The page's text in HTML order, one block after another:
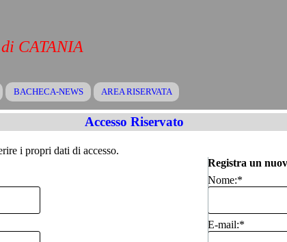
menù ▼
BACHECA-NEWS ▼
AREA RISERVATA
CATANIA
Accesso Riservato
i propri dati di accesso.
Registra un
Nome:*
E-mail:*